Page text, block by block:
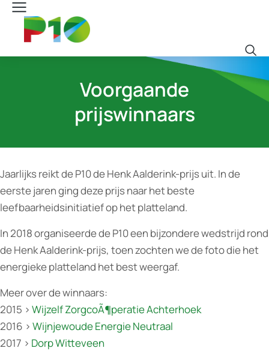
Voorgaande
prijswinnaars
Jaarlijks reikt de P10 de Henk Aalderink-prijs uit. In de
eerste jaren ging deze prijs naar het beste
leefbaarheidsinitiatief op het platteland.
In 2018 organiseerde de P10 een bijzondere wedstrijd rond
de Henk Aalderink-prijs, toen zochten we de foto die het
energieke platteland het best weergaf.
Meer over de winnaars:
2015 > Wijzelf ZorgcoÃ¶peratie Achterhoek
2016 > Wijnjewoude Energie Neutraal
2017 > Dorp Witteveen